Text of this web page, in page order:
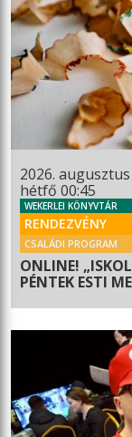
2026. augusztus
hétfő 00:45
WEKERLEI KÖNYVTÁR
RENDEZVÉNY
CSALÁDI PROGRAM
ONLINE!
PÉNTEK ESTI